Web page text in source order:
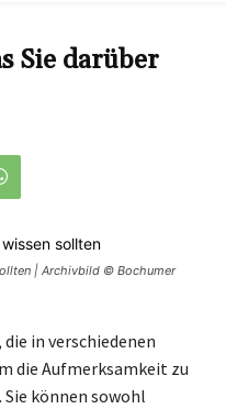
Sie darüber
| Archivbild © Bochumer
in verschiedenen
die Aufmerksamkeit zu
können sowohl